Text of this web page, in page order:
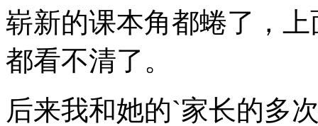
崭新的课本角都蜷了，
都看不清了。
后来我和她的`家长的多